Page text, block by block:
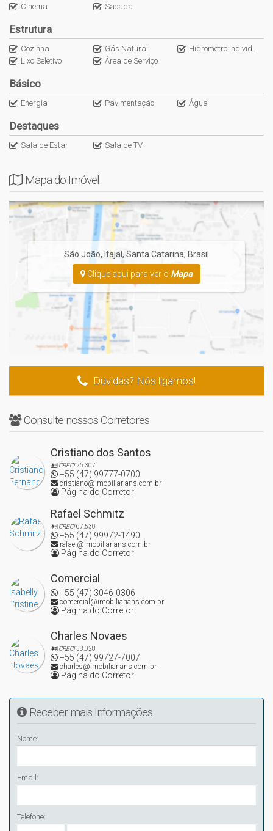
disponíveis para você!!!
Cinema Sacada
Estrutura
Cozinha Gás Natural
Hidrometro Individual
Lixo Seletivo
Área de Serviço
Básico
Energia Pavimentação Água
Destaques
Sala de Estar Sala de TV
Mapa do Imóvel
São João, Itajaí, Santa Catarina, Brasil
Clique aqui para ver o Mapa
Dúvidas? Nós ligamos!
Consulte nossos Corretores
Cristiano dos Santos
CRECI26.307
+55 (47) 99777-0700
cristiano@imobiliarians.com.br
Página do Corretor
Rafael Schmitz
CRECI67.530
+55 (47) 99972-1490
rafael@imobiliarians.com.br
Página do Corretor
Comercial
+55 (47) 3046-0306
comercial@imobiliarians.com.br
Página do Corretor
Charles Novaes
CRECI38.028
+55 (47) 99727-7007
charles@imobiliarians.com.br
Página do Corretor
Receber mais Informações
Nome:
Email:
Telefone: